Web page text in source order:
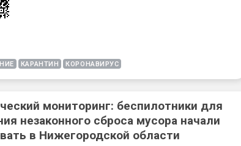
КАРАНТИН КОРОНАВИРУС
мониторинг: беспилотники для
незаконного сброса мусора начали
в Нижегородской области